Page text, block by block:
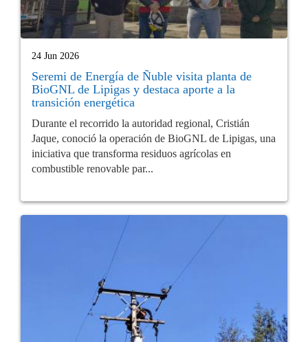
24 Jun 2026
Seremi de Energía de Ñuble visita planta de
BioGNL de Lipigas y destaca aporte a la
transición energética
Durante el recorrido la autoridad regional, Cristián
Jaque, conoció la operación de BioGNL de Lipigas, una
iniciativa que transforma residuos agrícolas en
combustible renovable par...